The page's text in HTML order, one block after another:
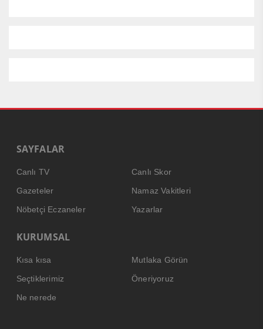
SAYFALAR
Canlı TV
Canlı Skor
Gazeteler
Namaz Vakitleri
Nöbetçi Eczaneler
Yazarlar
KURUMSAL
Kısa kısa
Mutlaka Görün
Seçtiklerimiz
Öneriyoruz
Ne nerede